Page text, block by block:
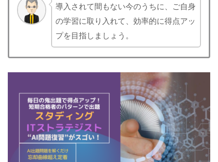
導入されて間もない今のうちに、ご自身
の学習に取り入れて、効率的に得点アッ
プを目指しましょう。